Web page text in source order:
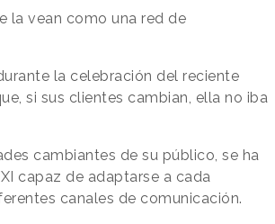
la vean como una red de
la celebración del reciente
si sus clientes cambian, ella no iba
cambiantes de su público, se ha
capaz de adaptarse a cada
canales de comunicación.